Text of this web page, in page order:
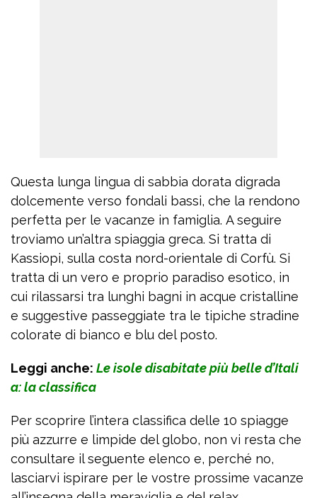
Questa lunga lingua di sabbia dorata digrada
dolcemente verso fondali bassi, che la rendono
perfetta per le vacanze in famiglia. A seguire
troviamo un’altra spiaggia greca. Si tratta di
Kassiopi, sulla costa nord-orientale di Corfù. Si
tratta di un vero e proprio paradiso esotico, in
cui rilassarsi tra lunghi bagni in acque cristalline
e suggestive passeggiate tra le tipiche stradine
colorate di bianco e blu del posto.
Leggi anche: Le isole disabitate più belle d’Itali
a: la classifica
Per scoprire l’intera classifica delle 10 spiagge
più azzurre e limpide del globo, non vi resta che
consultare il seguente elenco e, perché no,
lasciarvi ispirare per le vostre prossime vacanze